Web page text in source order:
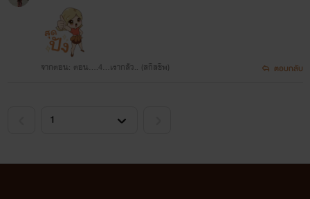
จากตอน: ตอน....4...เรากลัว.. (สกิลชิพ) ตอบกลับ